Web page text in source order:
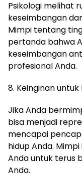
Psikologi melihat
keseimbangan
Mimpi tentang
pertanda bahwa
keseimbangan
profesional Anda.
8. Keinginan
Jika Anda
bisa menjadi
mencapai
hidup Anda.
Anda untuk terus
Anda.